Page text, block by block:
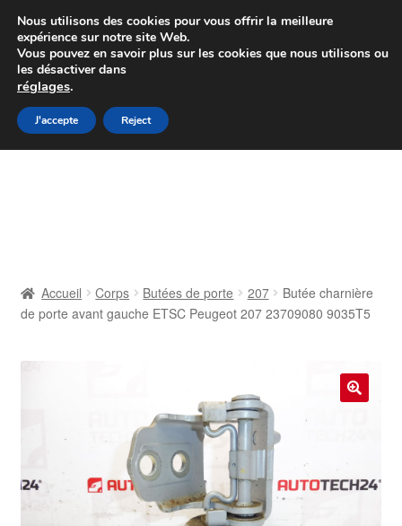
Colissimo livraison à partir de 7 EUR
Du lundi au vendredi de 9 h à 16 h
Aller
à
Aller
au
Contact
Livraison
Livraison internationale
Paiements
Accueil Corps Butées de porte 207
Butée charnière
de porte avant gauche ETSC Peugeot 207 23709080 9035T5
Nous utilisons des cookies pour vous offrir la meilleure
expérience sur notre site Web.
Vous pouvez en savoir plus sur les cookies que nous utilisons ou
les désactiver dans
réglages.
J'accepte Reject